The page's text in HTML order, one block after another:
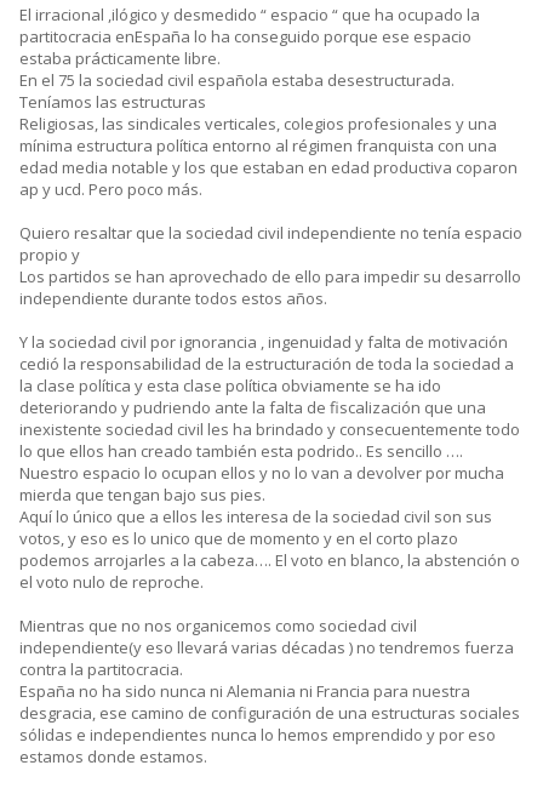
El irracional ,ilógico y desmedido “ espacio “ que ha ocupado la
partitocracia enEspaña lo ha conseguido porque ese espacio
estaba prácticamente libre.
En el 75 la sociedad civil española estaba desestructurada.
Teníamos las estructuras
Religiosas, las sindicales verticales, colegios profesionales y una
mínima estructura política entorno al régimen franquista con una
edad media notable y los que estaban en edad productiva coparon
ap y ucd. Pero poco más.
Quiero resaltar que la sociedad civil independiente no tenía espacio
propio y
Los partidos se han aprovechado de ello para impedir su desarrollo
independiente durante todos estos años.
Y la sociedad civil por ignorancia , ingenuidad y falta de motivación
cedió la responsabilidad de la estructuración de toda la sociedad a
la clase política y esta clase política obviamente se ha ido
deteriorando y pudriendo ante la falta de fiscalización que una
inexistente sociedad civil les ha brindado y consecuentemente todo
lo que ellos han creado también esta podrido.. Es sencillo ….
Nuestro espacio lo ocupan ellos y no lo van a devolver por mucha
mierda que tengan bajo sus pies.
Aquí lo único que a ellos les interesa de la sociedad civil son sus
votos, y eso es lo unico que de momento y en el corto plazo
podemos arrojarles a la cabeza…. El voto en blanco, la abstención o
el voto nulo de reproche.
Mientras que no nos organicemos como sociedad civil
independiente(y eso llevará varias décadas ) no tendremos fuerza
contra la partitocracia.
España no ha sido nunca ni Alemania ni Francia para nuestra
desgracia, ese camino de configuración de una estructuras sociales
sólidas e independientes nunca lo hemos emprendido y por eso
estamos donde estamos.